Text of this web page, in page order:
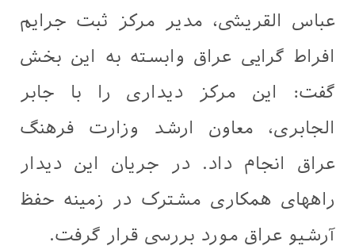
عباس القريشی، مدیر مرکز ثبت جرایم
افراط گرایی عراق وابسته به این بخش
گفت: این مرکز دیداری را با جابر
الجابری، معاون ارشد وزارت فرهنگ
عراق انجام داد. در جریان این دیدار
راههای همکاری مشترک در زمینه حفظ
آرشیو عراق مورد بررسی قرار گرفت.